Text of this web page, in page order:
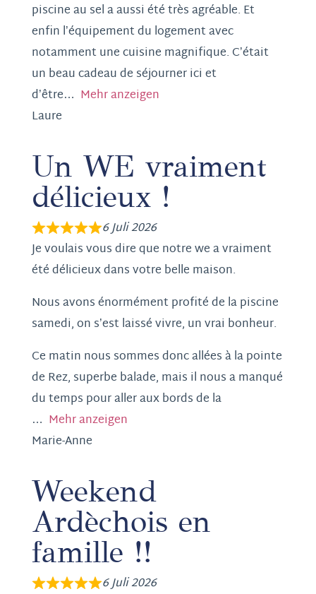
piscine au sel a aussi été très agréable. Et
enfin l’équipement du logement avec
notamment une cuisine magnifique. C’était
un beau cadeau de séjourner ici et
d’être
Mehr anzeigen
Laure
Un WE vraiment
délicieux !
6 Juli 2026
Je voulais vous dire que notre we a vraiment
été délicieux dans votre belle maison.
Nous avons énormément profité de la piscine
samedi, on s’est laissé vivre, un vrai bonheur.
Ce matin nous sommes donc allées à la pointe
de Rez, superbe balade, mais il nous a manqué
du temps pour aller aux bords de la
Mehr anzeigen
Marie-Anne
Weekend
Ardèchois en
famille !!
6 Juli 2026